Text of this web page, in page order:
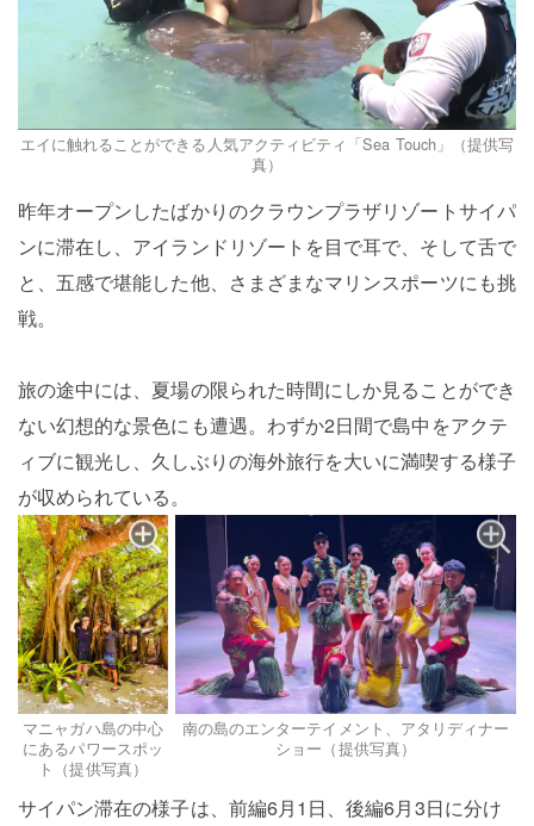
エイに触れることができる人気アクティビティ「Sea Touch」（提供写
真）
昨年オープンしたばかりのクラウンプラザリゾートサイパ
ンに滞在し、アイランドリゾートを目で耳で、そして舌で
と、五感で堪能した他、さまざまなマリンスポーツにも挑
戦。
旅の途中には、夏場の限られた時間にしか見ることができ
ない幻想的な景色にも遭遇。わずか2日間で島中をアクテ
ィブに観光し、久しぶりの海外旅行を大いに満喫する様子
が収められている。
マニャガハ島の中心
にあるパワースポッ
ト（提供写真）
南の島のエンターテイメント、アタリディナー
ショー（提供写真）
サイパン滞在の様子は、前編6月1日、後編6月3日に分け